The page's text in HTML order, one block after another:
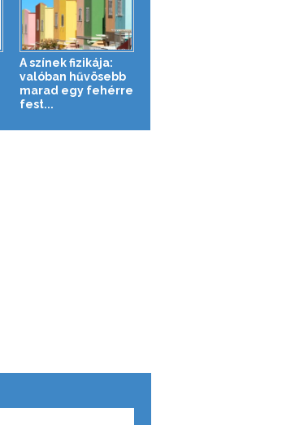
A színek fizikája:
valóban hűvösebb
marad egy fehérre
fest...